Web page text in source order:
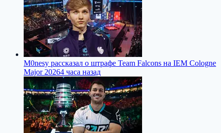
M0nesy рассказал о штрафе Team Falcons на IEM Cologne
Major 20264 часа назад